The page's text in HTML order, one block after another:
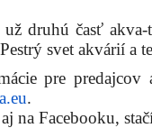
druhú časť
svet akvárií a
pre predajcov
.
na Facebooku,